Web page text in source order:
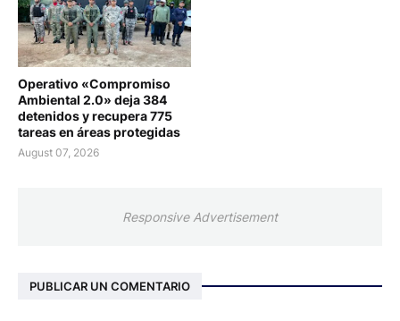
Operativo «Compromiso
Ambiental 2.0» deja 384
detenidos y recupera 775
tareas en áreas protegidas
August 07, 2026
Responsive Advertisement
PUBLICAR UN COMENTARIO